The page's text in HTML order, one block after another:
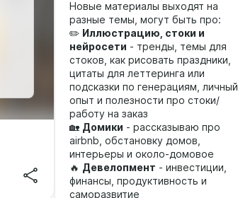
Новые материалы выходят на
разные темы, могут быть про:
✏️ Иллюстрацию, стоки и
нейросети - тренды, темы для
стоков, как рисовать праздники,
цитаты для леттеринга или
подсказки по генерациям, личный
опыт и полезности про стоки/
работу на заказ
🏡 Домики - рассказываю про
airbnb, обстановку домов,
интерьеры и около-домовое
🔥 Девелопмент - инвестиции,
финансы, продуктивность и
саморазвитие